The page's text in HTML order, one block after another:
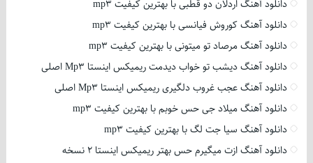
دانلود آهنگ اردلان دو قطبی با بهترین کیفیت mp3
دانلود آهنگ کوروش فیانسی با بهترین کیفیت mp3
دانلود آهنگ مرصاد تو میتونی با بهترین کیفیت mp3
دانلود آهنگ دیشب تو خواب دیدمت ریمیکس اینستا Mp3 اصلی
دانلود آهنگ عجب غروب دلگیری ریمیکس اینستا Mp3 اصلی
دانلود آهنگ میلاد جی حس خوبم با بهترین کیفیت mp3
دانلود آهنگ سیا جت لگ با بهترین کیفیت mp3
دانلود آهنگ ازت میگیرم حس بهتر ریمیکس اینستا 2 نسخه